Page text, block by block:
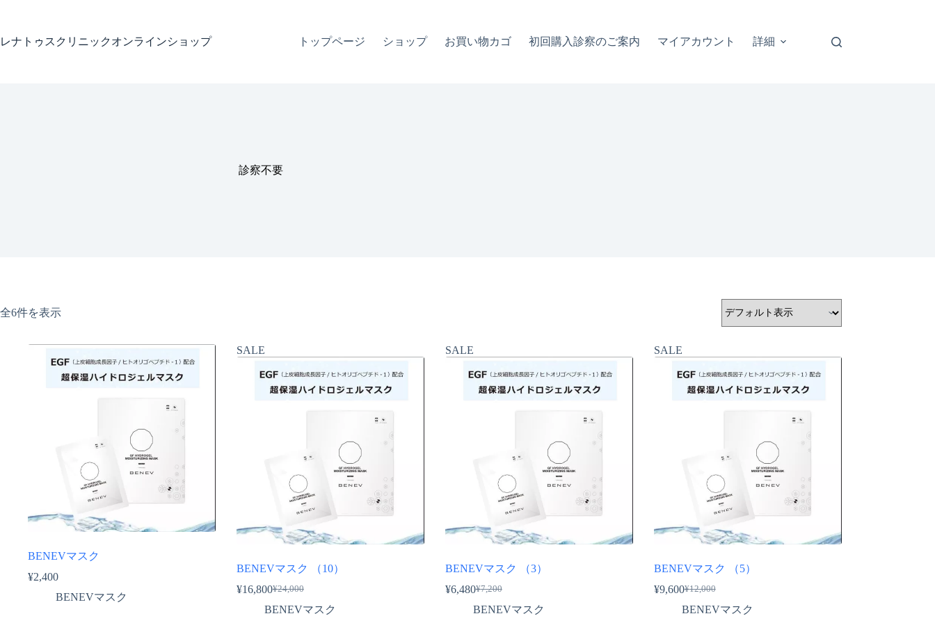
テ
ン
レナトゥスクリニックオンラインショップ トップページ ショップ お買い物カゴ 初回購入診察のご案内 マイアカウント 詳細
診察不要
全6件を表示
BENEVマスク
¥2,400
BENEVマスク
SALE
BENEVマスク （10）
¥24,000
元
の
¥16,800現
在
BENEVマスク
SALE
BENEVマスク （3）
¥7,200
元
の
¥6,480現
在
BENEVマスク
SALE
BENEVマスク （5）
¥12,000
元
の
¥9,600現
在
BENEVマスク